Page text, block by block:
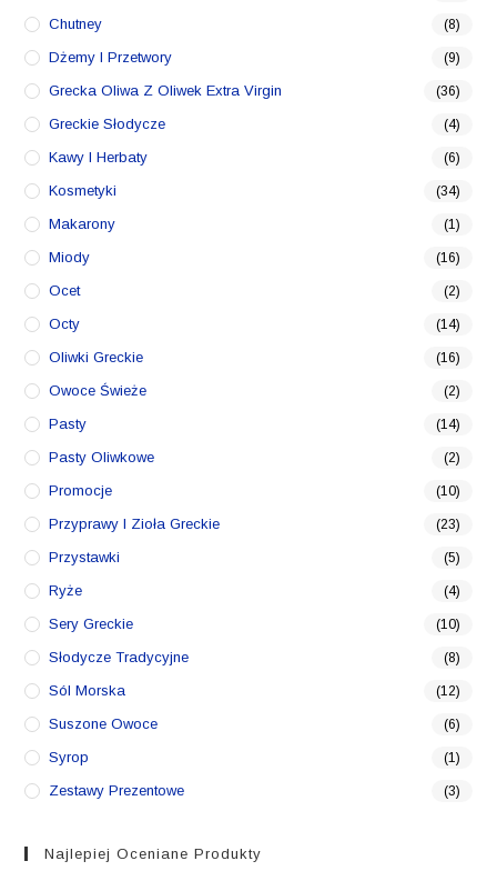
Chutney (8)
Dżemy I Przetwory (9)
Grecka Oliwa Z Oliwek Extra Virgin (36)
Greckie Słodycze (4)
Kawy I Herbaty (6)
Kosmetyki (34)
Makarony (1)
Miody (16)
Ocet (2)
Octy (14)
Oliwki Greckie (16)
Owoce Świeże (2)
Pasty (14)
Pasty Oliwkowe (2)
Promocje (10)
Przyprawy I Zioła Greckie (23)
Przystawki (5)
Ryże (4)
Sery Greckie (10)
Słodycze Tradycyjne (8)
Sól Morska (12)
Suszone Owoce (6)
Syrop (1)
Zestawy Prezentowe (3)
Najlepiej Oceniane Produkty